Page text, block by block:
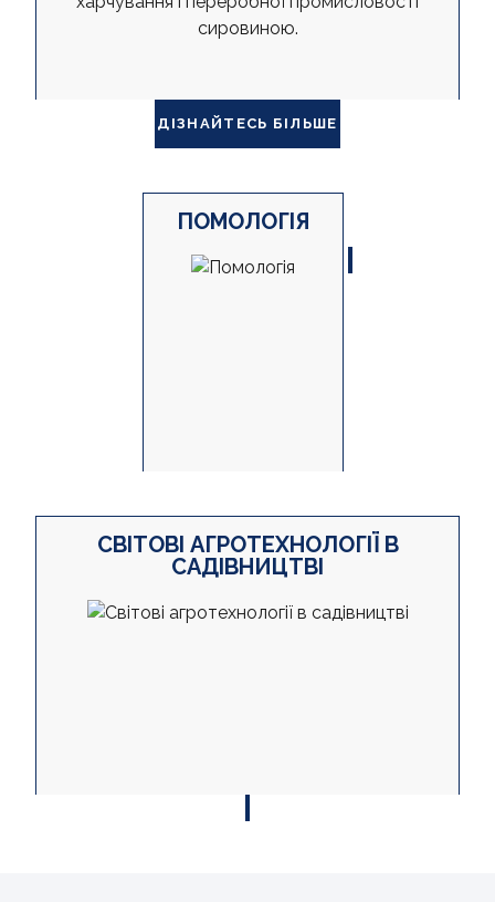
сировиною.
ДІЗНАЙТЕСЬ БІЛЬШЕ
ПОМОЛОГІЯ
СВІТОВІ АГРОТЕХНОЛОГІЇ В
САДІВНИЦТВІ